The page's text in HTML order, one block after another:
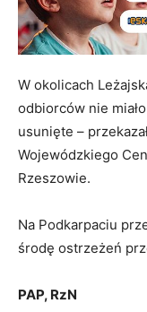
W okolicach
odbiorców nie
usunięte –
Wojewódzkiego
Rzeszowie.
Na Podkarpaciu
środę ostrzeżeń
PAP, RzN